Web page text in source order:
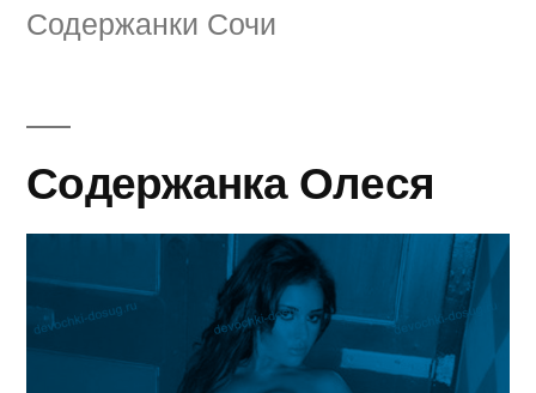
Содержанки Сочи
Содержанка Олеся